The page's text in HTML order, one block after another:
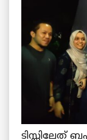
ടിസ്സിലേത്